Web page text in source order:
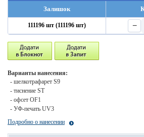
Залишок
111196 шт (111196 шт) −
Варианты нанесения:
- шелкотрафарет S9
- тиснение ST
- офсет OF1
- УФ-печать UV3
Подробно о нанесении